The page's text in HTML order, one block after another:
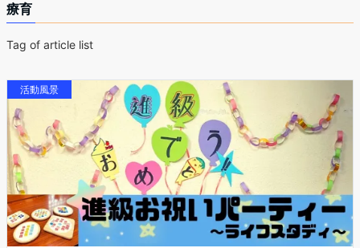
療育
Tag of article list
活動風景